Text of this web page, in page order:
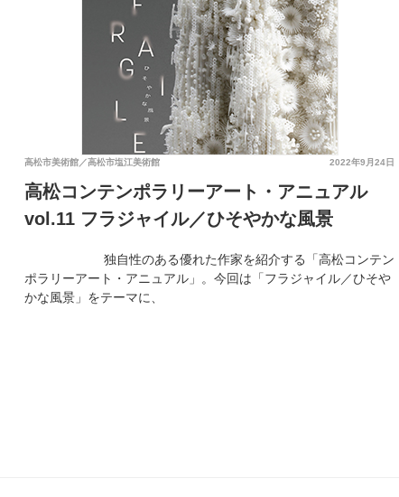
2022年9月24日
高松市美術館／高松市塩江美術館
高松コンテンポラリーアート・アニュアル
vol.11 フラジャイル／ひそやかな風景
独自性のある優れた作家を紹介する「高松コンテン
ポラリーアート・アニュアル」。今回は「フラジャイル／ひそや
かな風景」をテーマに、